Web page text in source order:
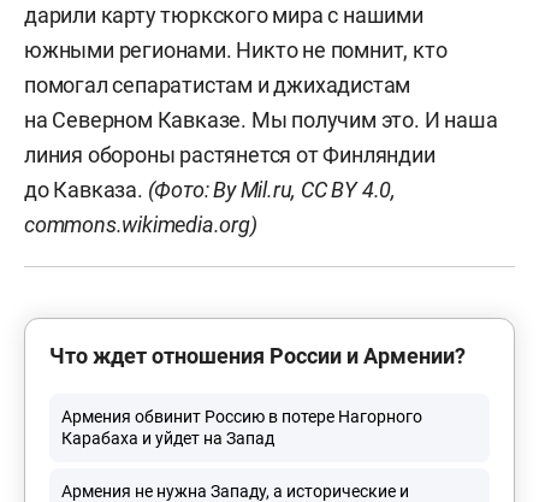
дарили карту тюркского мира с нашими
южными регионами. Никто не помнит, кто
помогал сепаратистам и джихадистам
на Северном Кавказе. Мы получим это. И наша
линия обороны растянется от Финляндии
до Кавказа. (Фото: By Mil.ru, CC BY 4.0,
commons.wikimedia.org)
Что ждет отношения России и Армении?
Армения обвинит Россию в потере Нагорного
Карабаха и уйдет на Запад
Армения не нужна Западу, а исторические и